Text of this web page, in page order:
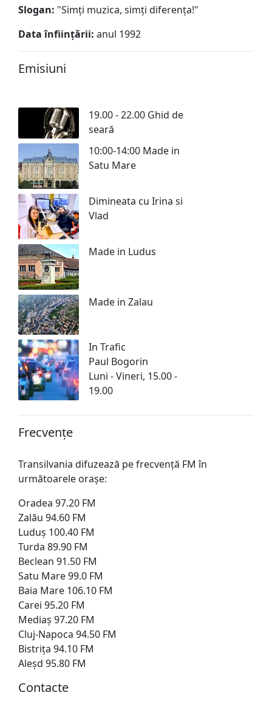
Slogan: "Simți muzica, simți diferența!"
Data înființării: anul 1992
Emisiuni
19.00 - 22.00 Ghid de
seară
10:00-14:00 Made in
Satu Mare
Dimineata cu Irina si
Vlad
Made in Ludus
Made in Zalau
In Trafic
Paul Bogorin
Luni - Vineri, 15.00 -
19.00
Frecvențe
Transilvania difuzează pe frecvență FM în
următoarele orașe:
Oradea 97.20 FM
Zalău 94.60 FM
Luduș 100.40 FM
Turda 89.90 FM
Beclean 91.50 FM
Satu Mare 99.0 FM
Baia Mare 106.10 FM
Carei 95.20 FM
Mediaș 97.20 FM
Cluj-Napoca 94.50 FM
Bistrița 94.10 FM
Aleșd 95.80 FM
Сontacte